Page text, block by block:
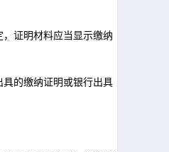
证明材料应当显示缴纳
具的缴纳证明或银行出具